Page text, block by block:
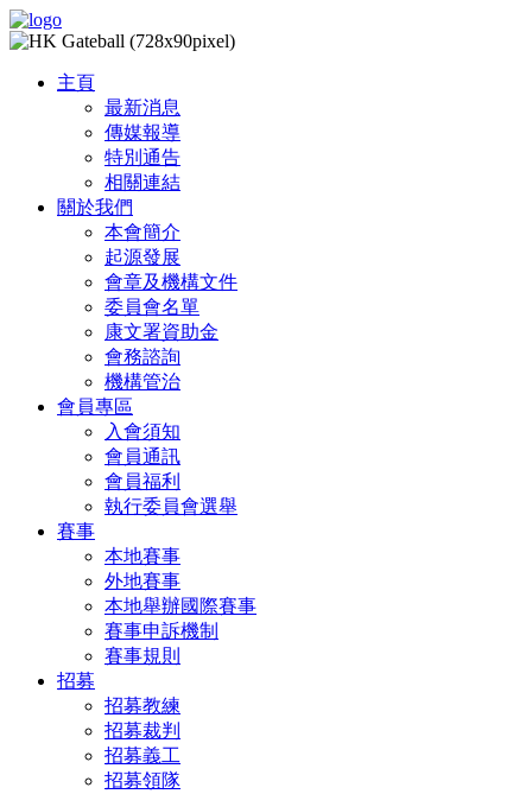
主頁
最新消息
傳媒報導
特別通告
相關連結
關於我們
本會簡介
起源發展
會章及機構文件
委員會名單
康文署資助金
會務諮詢
機構管治
會員專區
入會須知
會員通訊
會員福利
執行委員會選舉
賽事
本地賽事
外地賽事
本地舉辦國際賽事
賽事申訴機制
賽事規則
招募
招募教練
招募裁判
招募義工
招募領隊